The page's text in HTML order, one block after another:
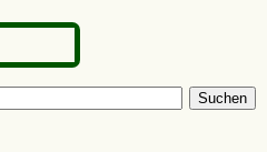
Suchen